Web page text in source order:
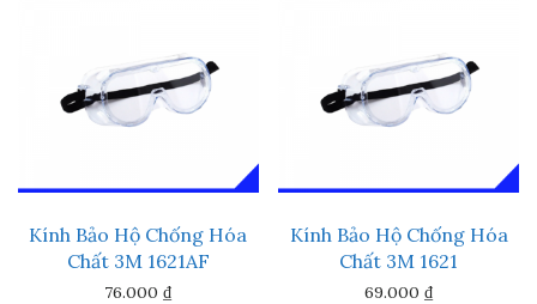
biến
Kính Bảo Hộ Chống Hóa
Chất 3M 1621AF
76.000₫
Kính Bảo Hộ Chống Hóa
Chất 3M 1621
69.000₫